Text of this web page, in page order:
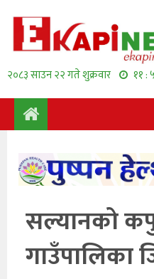
२०८३ साउन २२ गते शुक्रवार ११ :
सल्यानको
गाउँपालिका